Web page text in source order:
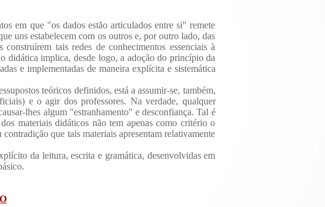
em que "os dados estão articulados entre si" remete
uns estabelecem com os outros e, por outro lado, das
tais redes de conhecimentos essenciais à
didática implica, desde logo, a adoção do princípio da
e implementadas de maneira explícita e sistemática
teóricos definidos, está a assumir-se, também,
e o agir dos professores. Na verdade, qualquer
lhes algum "estranhamento" e desconfiança. Tal é
materiais didáticos não tem apenas como critério o
que tais materiais apresentam relativamente
da leitura, escrita e gramática, desenvolvidas em